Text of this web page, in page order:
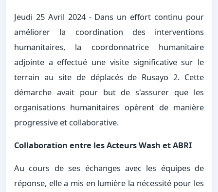
Jeudi 25 Avril 2024 - Dans un effort continu pour
améliorer la coordination des interventions
humanitaires, la coordonnatrice humanitaire
adjointe a effectué une visite significative sur le
terrain au site de déplacés de Rusayo 2. Cette
démarche avait pour but de s'assurer que les
organisations humanitaires opèrent de manière
progressive et collaborative.
Collaboration entre les Acteurs Wash et ABRI
Au cours de ses échanges avec les équipes de
réponse, elle a mis en lumière la nécessité pour les